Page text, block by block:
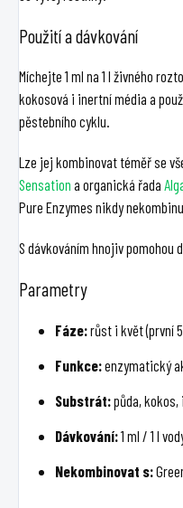
Použití a dávkování
Míchejte 1 ml na 1 l živného
kokosová i inertní média a
pěstebního cyklu.
Lze jej kombinovat téměř se
Sensation a organická řada
Pure Enzymes nikdy
S dávkováním hnojiv pomohou
Parametry
Fáze:růst i květ (první
Funkce:enzymatický
Substrát:půda,
Dávkování:1 ml / 1 l
Nekombinovat s: